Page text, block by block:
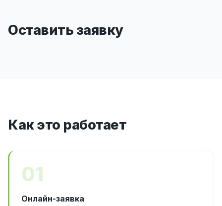
Оставить заявку
Как это работает
01
Онлайн-заявка